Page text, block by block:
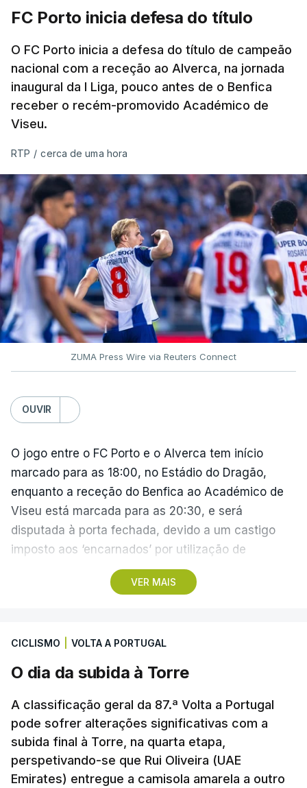
FC Porto inicia defesa do título
O FC Porto inicia a defesa do título de campeão
nacional com a receção ao Alverca, na jornada
inaugural da I Liga, pouco antes de o Benfica
receber o recém-promovido Académico de
Viseu.
RTP / cerca de uma hora
ZUMA Press Wire via Reuters Connect
OUVIR
VER MAIS
O jogo entre o FC Porto e o Alverca tem início
marcado para as 18:00, no Estádio do Dragão,
enquanto a receção do Benfica ao Académico de
Viseu está marcada para as 20:30, e será
disputada à porta fechada, devido a um castigo
imposto aos ‘encarnados’ por utilização de
A jornada fica para já marcada pelo empate 2-2
Amadora, num jogo que os ‘leões estiveram a
vencer por 2-0, e pelo triunfo do regressado
Marítimo na receção ao Casa Pia (1-0).
Programa da 1.ª jornada
CICLISMO VOLTA A PORTUGAL
O dia da subida à Torre
A classificação geral da 87.ª Volta a Portugal
pode sofrer alterações significativas com a
subida final à Torre, na quarta etapa,
perspetivando-se que Rui Oliveira (UAE
Emirates) entregue a camisola amarela a outro